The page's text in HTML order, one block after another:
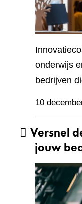
onderwijs
bedrijven
10
Versnel
jouw